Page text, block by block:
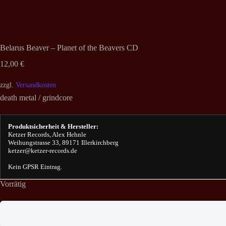
Belarus Beaver – Planet of the Beavers CD
12,00 €
zzgl. Versandkosten
death metal / grindcore
Produktsicherheit & Hersteller:
Ketzer Records, Alex Hehnle
Weihungstrasse 33, 89171 Illerkirchberg
ketzer@ketzer-records.de
Kein GPSR Eintrag.
Vorrätig